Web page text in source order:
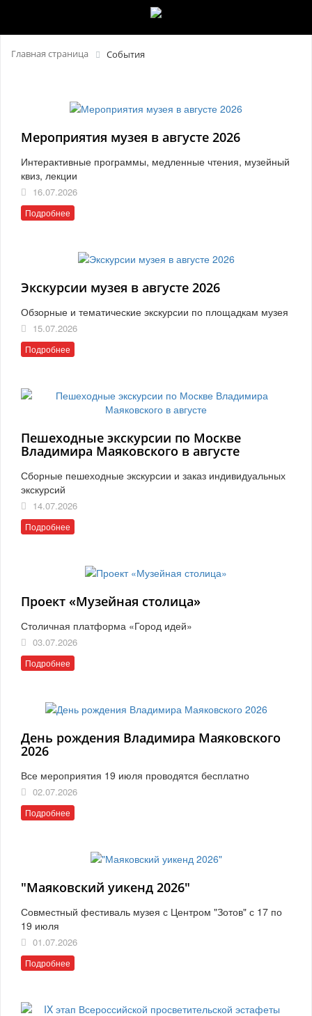
Главная страница События
Мероприятия музея в августе 2026
Интерактивные программы, медленные чтения, музейный
квиз, лекции
16.07.2026
Подробнее
Экскурсии музея в августе 2026
Обзорные и тематические экскурсии по площадкам музея
15.07.2026
Подробнее
Пешеходные экскурсии по Москве
Владимира Маяковского в августе
Сборные пешеходные экскурсии и заказ индивидуальных
экскурсий
14.07.2026
Подробнее
Проект «Музейная столица»
Столичная платформа «Город идей»
03.07.2026
Подробнее
День рождения Владимира Маяковского
2026
Все мероприятия 19 июля проводятся бесплатно
02.07.2026
Подробнее
"Маяковский уикенд 2026"
Совместный фестиваль музея с Центром "Зотов" с 17 по
19 июля
01.07.2026
Подробнее